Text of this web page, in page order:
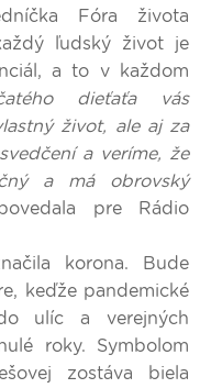
Fóra života
ľudský život je
a to v každom
dieťaťa vás
život, ale aj za
a veríme, že
a má obrovský
pre Rádio
korona. Bude
keďže pandemické
ulíc a verejných
roky. Symbolom
zostáva biela